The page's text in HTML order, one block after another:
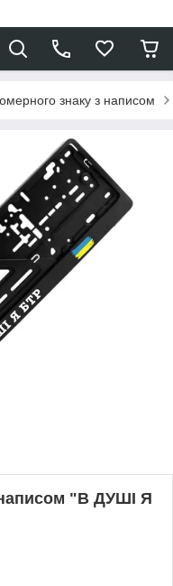
знаку з написом
"В ДУШІ Я